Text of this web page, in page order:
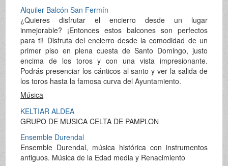
Alquiler Balcón San Fermín
¿Quieres disfrutar el encierro desde un lugar
inmejorable? ¡Entonces estos balcones son perfectos
para ti! Disfruta del encierro desde la comodidad de un
primer piso en plena cuesta de Santo Domingo, justo
encima de los toros y con una vista impresionante.
Podrás presenciar los cánticos al santo y ver la salida de
los toros hasta la famosa curva del Ayuntamiento.
Música
KELTIAR ALDEA
GRUPO DE MUSICA CELTA DE PAMPLON
Ensemble Durendal
Ensemble Durendal, música histórica con instrumentos
antiguos. Música de la Edad media y Renacimiento